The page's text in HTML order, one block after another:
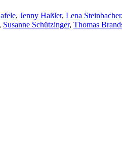
, Jenny Haßler, Lena Steinbacher,
, Susanne Schützinger, Thomas